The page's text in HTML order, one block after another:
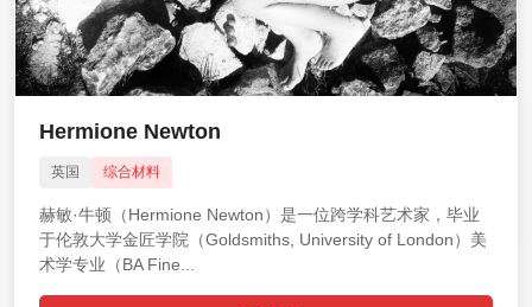
Hermione Newton
英国 综合材料
赫敏·牛顿（Hermione Newton）是一位跨学科艺术家，毕业
于伦敦大学金匠学院（Goldsmiths, University of London）美
术学专业（BA Fine...